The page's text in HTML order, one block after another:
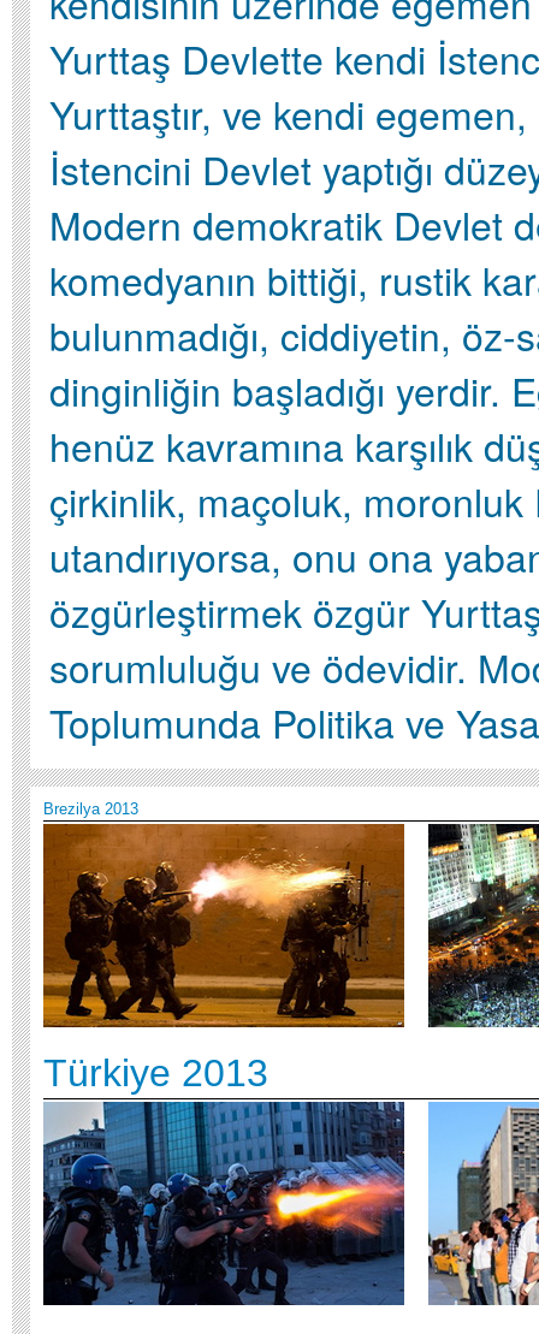
Yurttaş Devlette kendi
Yurttaştır, ve kendi
İstencini Devlet yaptığı
Modern demokratik Devlet
komedyanın bittiği, rustik
bulunmadığı, ciddiyetin, öz-
dinginliğin başladığı yerdir.
henüz kavramına karşılık
çirkinlik, maçoluk, moronluk
utandırıyorsa, onu ona
özgürleştirmek özgür
sorumluluğu ve ödevidir.
Toplumunda Politika ve
Brezilya2013
Türkiye 2013